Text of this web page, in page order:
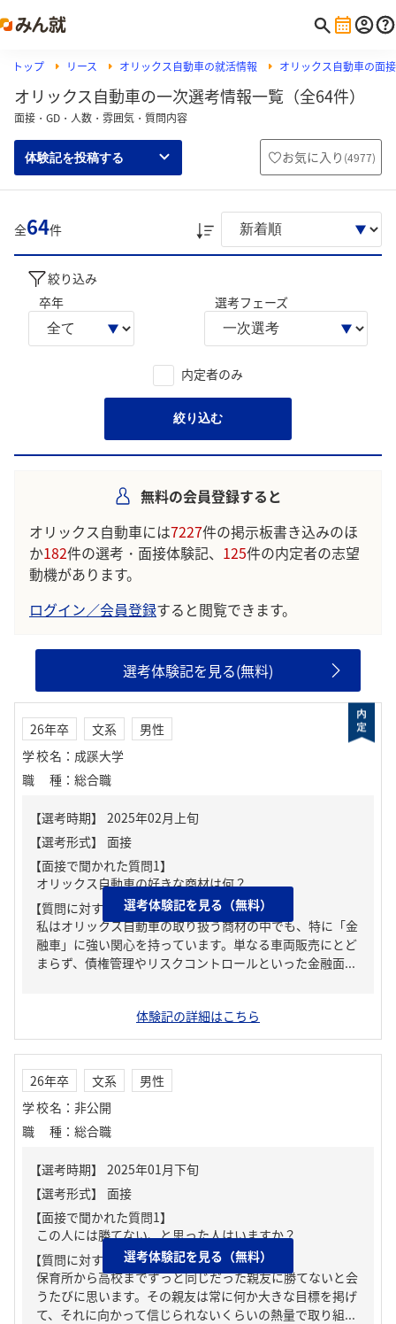
トップ リース オリックス自動車の就活情報 オリックス自動車の面
オリックス自動車の一次選考情報一覧（全64件）
面接・GD・人数・雰囲気・質問内容
体験記を投稿する お気に入り (4977)
全64件
絞り込み
卒年
選考フェーズ
内定者のみ
絞り込む
無料の会員登録すると
オリックス自動車には7227件の掲示板書き込みのほ
か182件の選考・面接体験記、 125件の内定者の志望
動機があります。
ログイン／会員登録すると閲覧できます。
選考体験記を見る(無料)
26年卒 文系
男性
学校名 ： 成蹊大学
職種 ： 総合職
【面接で聞かれた質問1】
オリックス自動車の好きな商材は何？
【質問に対する回答1】
私はオリックス自動車の取り扱う商材の中でも、特に「金
融車」に強い関心を持っています。単なる車両販売にとど
まらず、債権管理やリスクコントロールといった金融面...
選考体験記を見る（無料）
体験記の詳細はこちら
26年卒 文系
男性
学校名 ： 非公開
職種 ： 総合職
【面接で聞かれた質問1】
この人には勝てない、と思った人はいますか？
【質問に対する回答1】
保育所から高校までずっと同じだった親友に勝てないと会
うたびに思います。その親友は常に何か大きな目標を掲げ
て、それに向かって信じられないくらいの熱量で取り組...
選考体験記を見る（無料）